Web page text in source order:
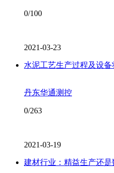
0/100
2021-03-23
水泥工艺生产过程及设
丹东华通测控
0/263
2021-03-19
建材行业：精益生产还是